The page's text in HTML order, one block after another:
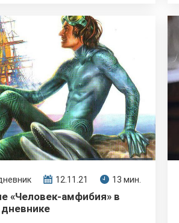
12.11.21 13 мин.
«Человек-амфибия» в